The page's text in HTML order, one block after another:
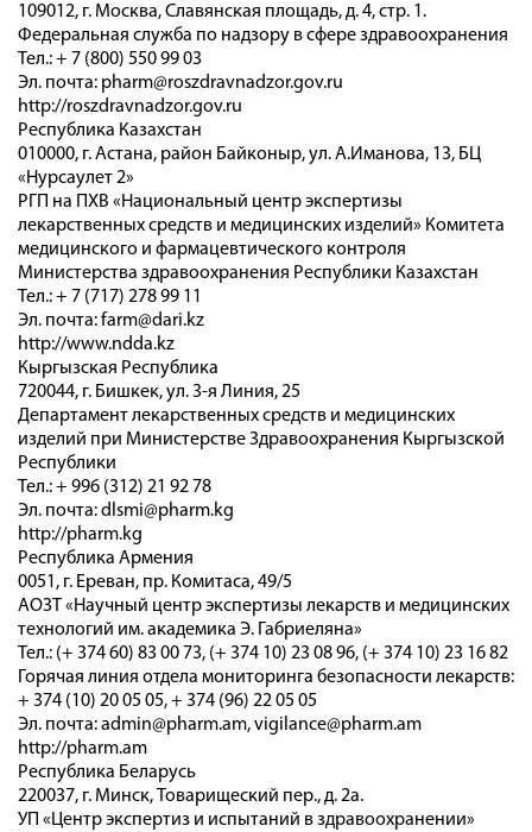
109012, г. Москва, Славянская площадь, д. 4, стр. 1.
Федеральная служба по надзору в сфере здравоохранения
Тел.: + 7 (800) 550 99 03
Эл. почта: pharm@roszdravnadzor.gov.ru
http://roszdravnadzor.gov.ru
Республика Казахстан
010000, г. Астана, район Байконыр, ул. А.Иманова, 13, БЦ
«Нурсаулет 2»
РГП на ПХВ «Национальный центр экспертизы
лекарственных средств и медицинских изделий» Комитета
медицинского и фармацевтического контроля
Министерства здравоохранения Республики Казахстан
Тел.: + 7 (717) 278 99 11
Эл. почта: farm@dari.kz
http://www.ndda.kz
Кыргызская Республика
720044, г. Бишкек, ул. 3-я Линия, 25
Департамент лекарственных средств и медицинских
изделий при Министерстве Здравоохранения Кыргызской
Республики
Тел.: + 996 (312) 21 92 78
Эл. почта: dlsmi@pharm.kg
http://pharm.kg
Республика Армения
0051, г. Ереван, пр. Комитаса, 49/5
АОЗТ «Научный центр экспертизы лекарств и медицинских
технологий им. академика Э. Габриеляна»
Тел.: (+ 374 60) 83 00 73, (+ 374 10) 23 08 96, (+ 374 10) 23 16 82
Горячая линия отдела мониторинга безопасности лекарств:
+ 374 (10) 20 05 05, + 374 (96) 22 05 05
Эл. почта: admin@pharm.am, vigilance@pharm.am
http://pharm.am
Республика Беларусь
220037, г. Минск, Товарищеский пер., д. 2а.
УП «Центр экспертиз и испытаний в здравоохранении»